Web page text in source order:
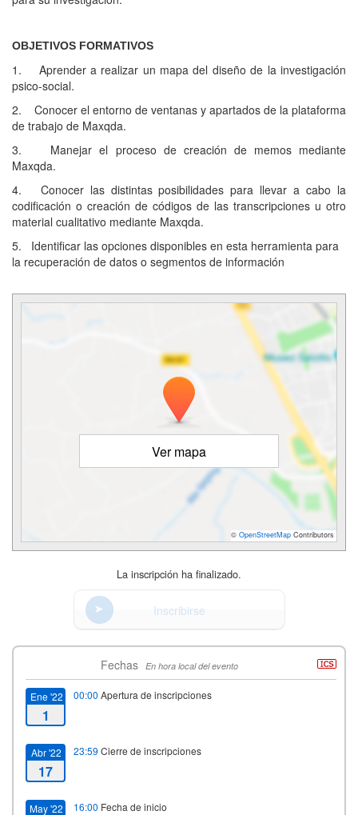
OBJETIVOS FORMATIVOS
1. Aprender a realizar un mapa del diseño de la investigación
psico-social.
2. Conocer el entorno de ventanas y apartados de la plataforma
de trabajo de Maxqda.
3. Manejar el proceso de creación de memos mediante
Maxqda.
4. Conocer las distintas posibilidades para llevar a cabo la
codificación o creación de códigos de las transcripciones u otro
material cualitativo mediante Maxqda.
5. Identificar las opciones disponibles en esta herramienta para
la recuperación de datos o segmentos de información
Ver mapa
© OpenStreetMap Contributors
La inscripción ha finalizado.
Inscribirse
Fechas En hora local del evento
Ene '22
1
00:00 Apertura de inscripciones
Abr '22
17
23:59 Cierre de inscripciones
May '22 16:00 Fecha de inicio